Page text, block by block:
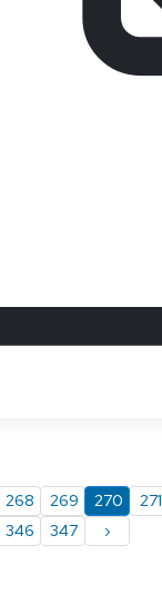
268 269 270 271
346
347 ›